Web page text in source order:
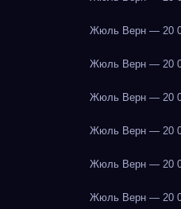
Жюль Верн — 20
Жюль Верн — 20
Жюль Верн — 20
Жюль Верн — 20
Жюль Верн — 20
Жюль Верн — 20